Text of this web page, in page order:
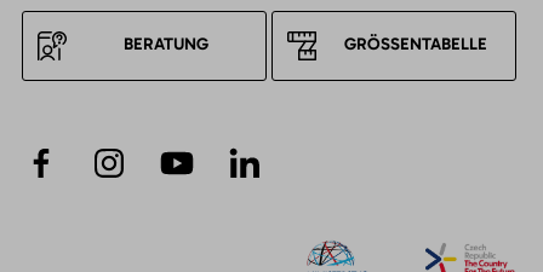
BERATUNG GRÖSSENTABELLE